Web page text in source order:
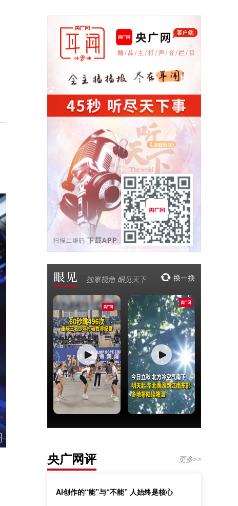
央广网评 更多>>
AI创作的“能”与“不能” 人始终是核心